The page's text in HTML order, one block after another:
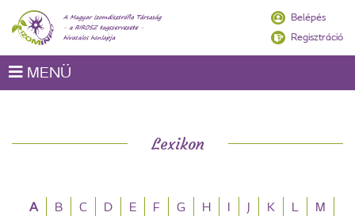
Belépés
Regisztráció
MENÜ
Lexikon
A B C D E F G H J K L
M